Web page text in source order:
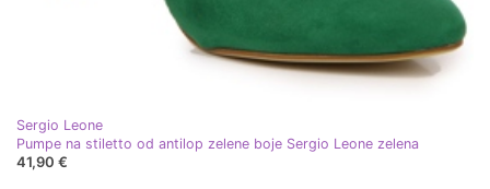
Sergio Leone
Pumpe na stiletto od antilop zelene boje Sergio Leone zelena
41,90 €